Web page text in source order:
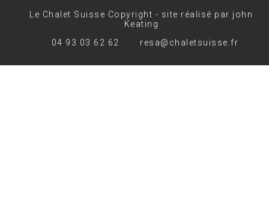
Le Chalet Suisse Copyright - site réalisé par john
Keating
04 93 03 62 62
resa@chaletsuisse.fr